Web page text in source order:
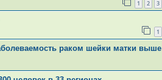
1 2 3
1
раком шейки матки выше